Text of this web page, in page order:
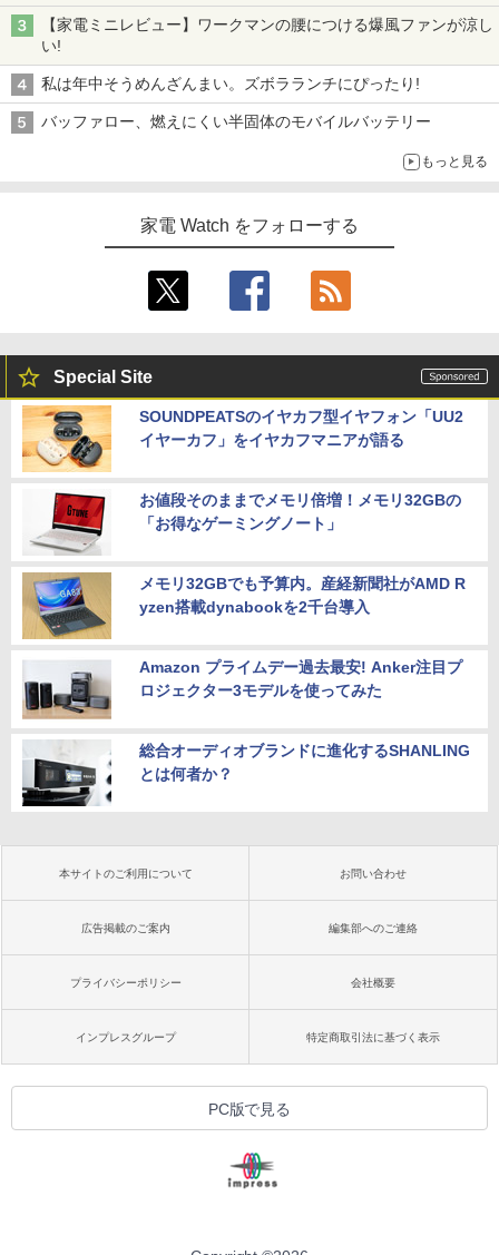
【家電ミニレビュー】ワークマンの腰につける爆風ファンが涼し
い!
私は年中そうめんざんまい。ズボラランチにぴったり!
バッファロー、燃えにくい半固体のモバイルバッテリー
もっと見る
家電 Watch をフォローする
Special Site
SOUNDPEATSのイヤカフ型イヤフォン「UU2
イヤーカフ」をイヤカフマニアが語る
お値段そのままでメモリ倍増！メモリ32GBの
「お得なゲーミングノート」
メモリ32GBでも予算内。産経新聞社がAMD R
yzen搭載dynabookを2千台導入
Amazon プライムデー過去最安! Anker注目プ
ロジェクター3モデルを使ってみた
総合オーディオブランドに進化するSHANLING
とは何者か？
本サイトのご利用について お問い合わせ
広告掲載のご案内 編集部へのご連絡
プライバシーポリシー 会社概要
インプレスグループ 特定商取引法に基づく表示
PC版で見る